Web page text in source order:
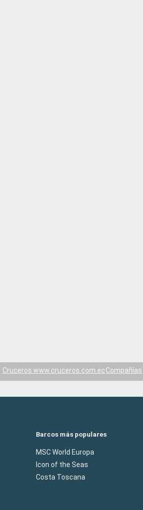
Cruceros www.cruceros.com.ecCompañías
Barcos más populares
MSC World Europa
Icon of the Seas
Costa Toscana